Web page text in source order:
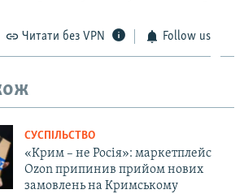
Читати без VPN Follow us
СУСПІЛЬСТВО
«Крим – не Росія»: маркетплейс
Ozon припинив прийом нових
замовлень на Кримському